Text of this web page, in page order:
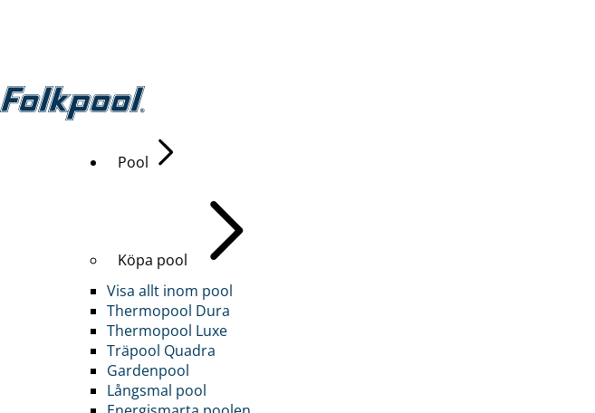
Pool
Köpa pool
Visa allt inom pool
Thermopool Dura
Thermopool Luxe
Träpool Quadra
Gardenpool
Långsmal pool